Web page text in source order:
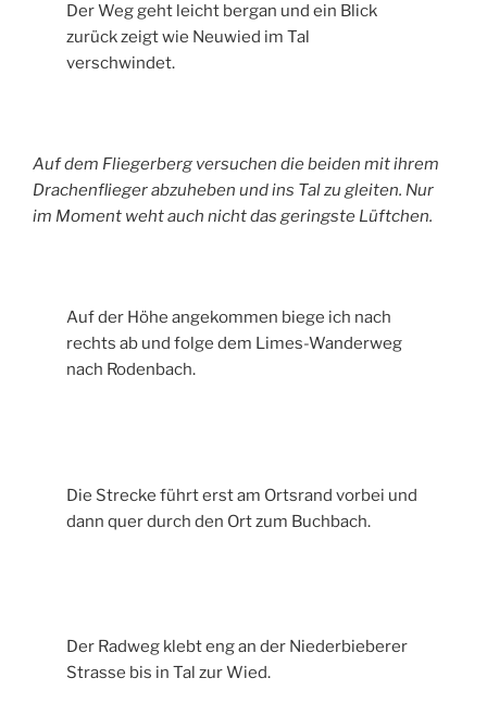
Der Weg geht leicht bergan und ein Blick
zurück zeigt wie Neuwied im Tal
verschwindet.
Auf dem Fliegerberg versuchen die beiden mit ihrem
Drachenflieger abzuheben und ins Tal zu gleiten. Nur
im Moment weht auch nicht das geringste Lüftchen.
Auf der Höhe angekommen biege ich nach
rechts ab und folge dem Limes-Wanderweg
nach Rodenbach.
Die Strecke führt erst am Ortsrand vorbei und
dann quer durch den Ort zum Buchbach.
Der Radweg klebt eng an der Niederbieberer
Strasse bis in Tal zur Wied.